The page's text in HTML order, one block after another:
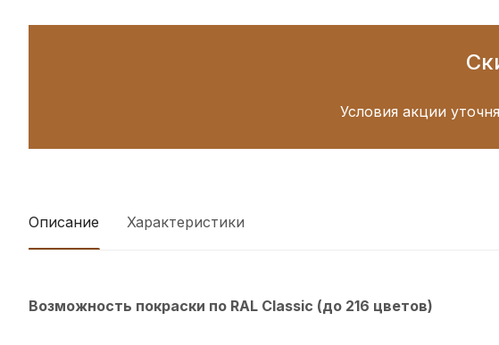
Условия акции
Описание Характеристики
Возможность покраски по RAL Classic (до 216 цветов)